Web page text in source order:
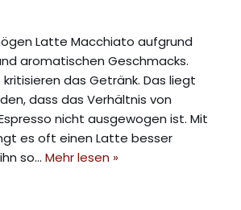
Latte Macchiato aufgrund
aromatischen Geschmacks.
das Getränk. Das liegt
dass das Verhältnis von
nicht ausgewogen ist. Mit
es oft einen Latte besser
so… Mehr lesen »